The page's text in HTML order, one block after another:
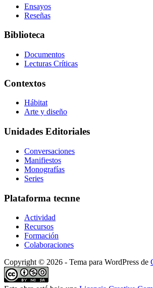
Ensayos
Reseñas
Biblioteca
Documentos
Lecturas Críticas
Contextos
Hábitat
Arte y diseño
Unidades Editoriales
Conversaciones
Manifiestos
Monografías
Series
Plataforma tecnne
Actividad
Recursos
Formación
Colaboraciones
Copyright © 2026 - Tema para WordPress de